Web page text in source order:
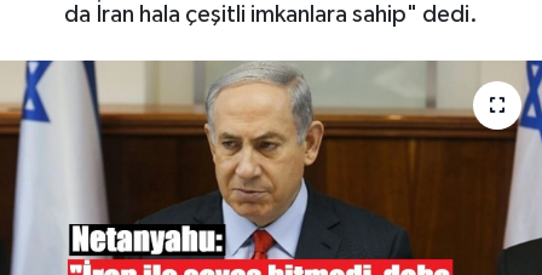
da İran hala çeşitli imkanlara sahip" dedi.
SAĞLIK
SON DAKİKA
SPOR